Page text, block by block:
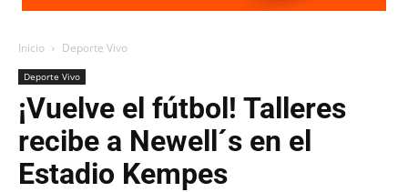
Inicio Deporte Vivo
Deporte Vivo
¡Vuelve el fútbol! Talleres
recibe a Newell´s en el
Estadio Kempes